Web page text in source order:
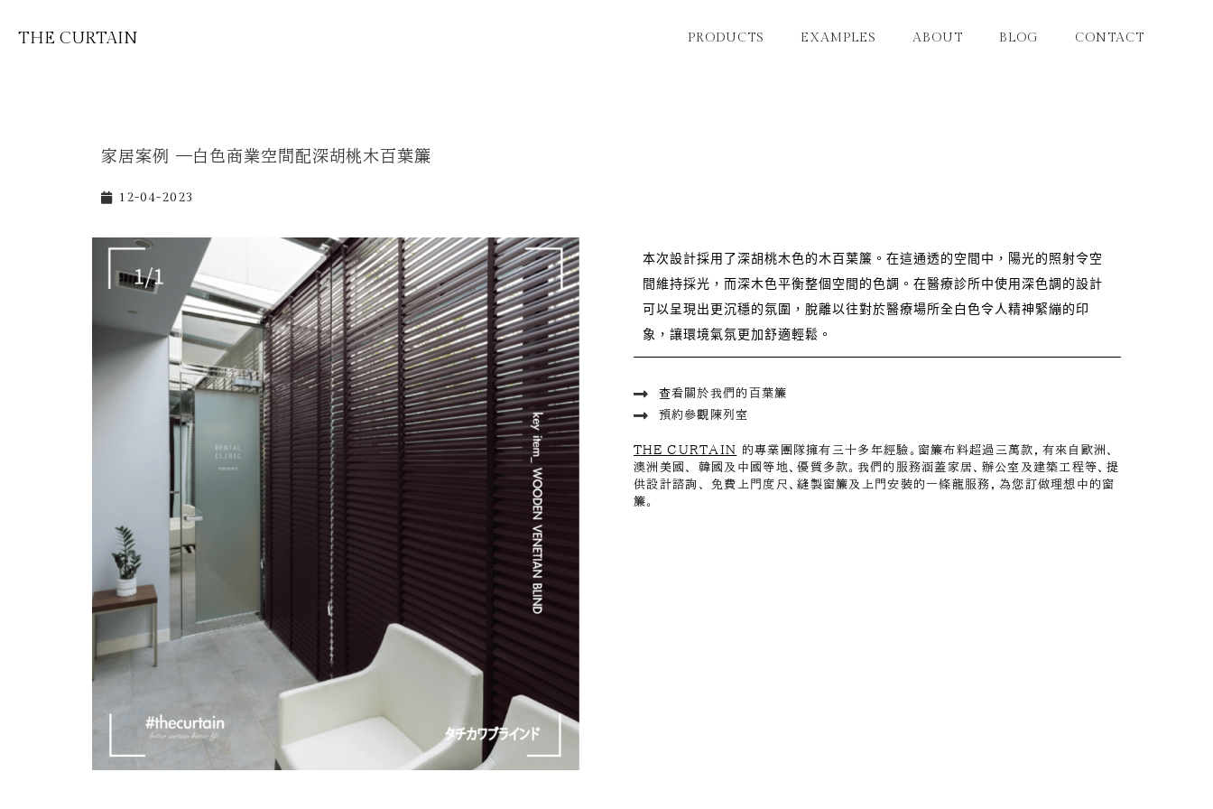
THE CURTAIN PRODUCTS EXAMPLES ABOUT BLOG CONTACT
家居案例 —白色商業空間配深胡桃木百葉簾
12-04-2023
本次設計採用了深胡桃木色的木百葉簾。在這通透的空間中，陽光的照射令空
間維持採光，而深木色平衡整個空間的色調。在醫療診所中使用深色調的設計
可以呈現出更沉穩的氛圍，脫離以往對於醫療場所全白色令人精神緊繃的印
象，讓環境氣氛更加舒適輕鬆。
查看關於我們的百葉簾
預約參觀陳列室
THE CURTAIN
的專業團隊擁有三十多年經驗。窗簾布料超過三萬款，有來自歐洲、
澳洲美國、 韓國及中國等地、優質多款。我們的服務涵蓋家居、辦公室及建築工程等、提
供設計諮詢、 免費上門度尺、縫製窗簾及上門安裝的一條龍服務，為您訂做理想中的窗
簾。